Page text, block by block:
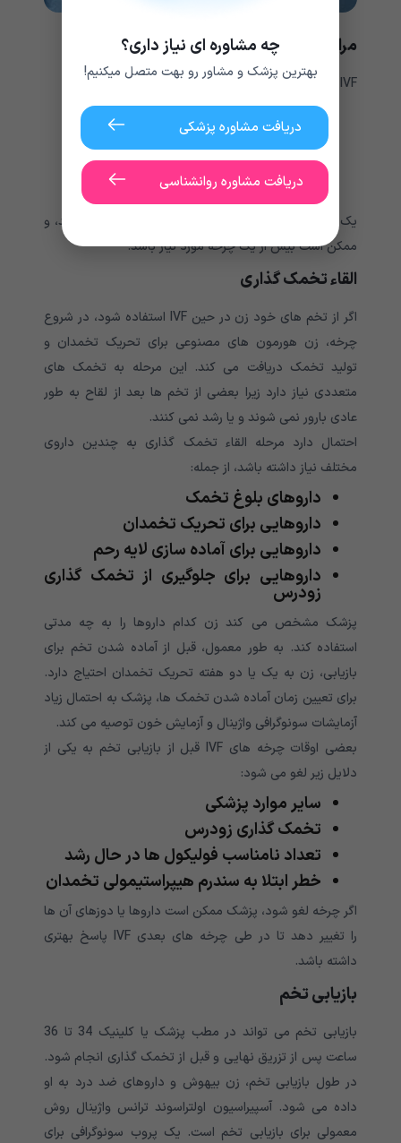
مراحل لقاح آزمایشگاهی
IVF شامل چندین مرحله است:
تحریک تخمدان
بازیابی تخم
بازیابی اسپرم
لقاح انتقال جنین
یک چرخه IVF می تواند حدود دو تا سه هفته طول بکشد، و
ممکن است بیش از یک چرخه مورد نیاز باشد.
القاء تخمک گذاری
اگر از تخم های خود زن در حین IVF استفاده شود، در شروع
چرخه، زن هورمون های مصنوعی برای تحریک تخمدان و
تولید تخمک دریافت می کند. این مرحله به تخمک های
متعددی نیاز دارد زیرا بعضی از تخم ها بعد از لقاح به طور
عادی بارور نمی شوند و یا رشد نمی کنند.
احتمال دارد مرحله القاء تخمک گذاری به چندین داروی
مختلف نیاز داشته باشد، از جمله:
داروهای بلوغ تخمک
داروهایی برای تحریک تخمدان
داروهایی برای آماده سازی لایه رحم
داروهایی برای جلوگیری از تخمک گذاری
زودرس
پزشک مشخص می کند زن کدام داروها را به چه مدتی
استفاده کند. به طور معمول، قبل از آماده شدن تخم برای
بازیابی، زن به یک یا دو هفته تحریک تخمدان احتیاج دارد.
برای تعیین زمان آماده شدن تخمک ها، پزشک به احتمال زیاد
آزمایشات سونوگرافی واژینال و آزمایش خون توصیه می کند.
بعضی اوقات چرخه های IVF قبل از بازیابی تخم به یکی از
دلایل زیر لغو می شود:
سایر موارد پزشکی
تخمک گذاری زودرس
تعداد نامناسب فولیکول ها در حال رشد
خطر ابتلا به سندرم هیپراستیمولی تخمدان
اگر چرخه لغو شود، پزشک ممکن است داروها یا دوزهای آن ها
را تغییر دهد تا در طی چرخه های بعدی IVF پاسخ بهتری
داشته باشد.
بازیابی تخم
بازیابی تخم می تواند در مطب پزشک یا کلینیک 34 تا 36
ساعت پس از تزریق نهایی و قبل از تخمک گذاری انجام شود.
در طول بازیابی تخم، زن بیهوش و داروهای ضد درد به او
داده می شود. آسپیراسیون اولتراسوند ترانس واژینال روش
معمولی برای بازیابی تخم است. یک پروب سونوگرافی برای
چه مشاوره ای نیاز داری؟
بهترین پزشک و مشاور رو بهت متصل میکنیم!
دریافت مشاوره پزشکی
دریافت مشاوره روانشناسی